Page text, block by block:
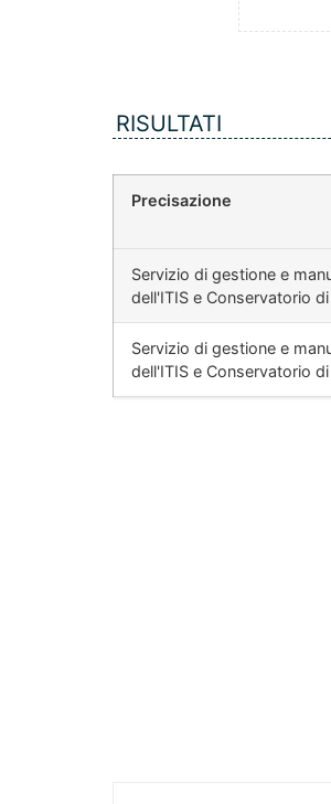
RISULTATI
Precisazione
Servizio di gestione e
dell'ITIS e Conservatorio
Servizio di gestione e
dell'ITIS e Conservatorio